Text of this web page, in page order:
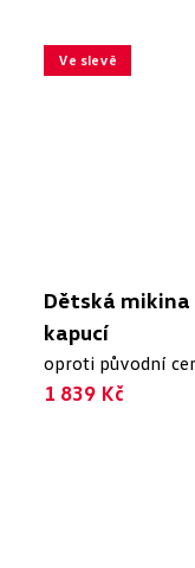
Ve slevě
Dětská mikina
kapucí
oproti původní
2 299 Kč
1 839 Kč